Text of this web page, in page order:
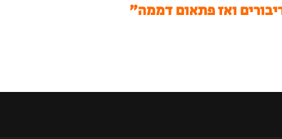
ואז פתאום דממה"